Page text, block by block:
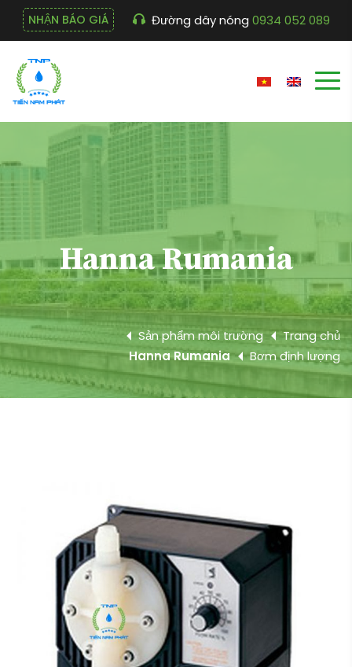
NHẬN BÁO GIÁ Đường dây nóng 0934 052 089
Hanna Rumania
Trang chủ
Sản phẩm môi trường
Bơm định lượng
Hanna Rumania